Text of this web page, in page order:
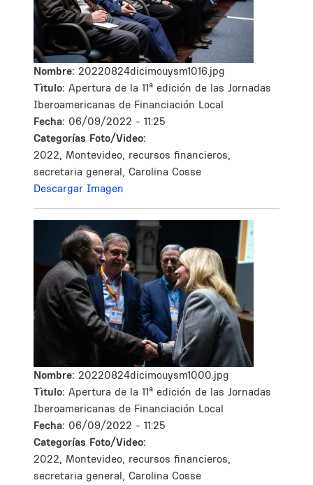
Nombre: 20220824dicimouysm1016.jpg
Tìtulo: Apertura de la 11ª edición de las Jornadas
Iberoamericanas de Financiación Local
Fecha: 06/09/2022 - 11:25
Categorías Foto/Video:
2022, Montevideo, recursos financieros,
secretaria general, Carolina Cosse
Descargar Imagen
Nombre: 20220824dicimouysm1000.jpg
Tìtulo: Apertura de la 11ª edición de las Jornadas
Iberoamericanas de Financiación Local
Fecha: 06/09/2022 - 11:25
Categorías Foto/Video:
2022, Montevideo, recursos financieros,
secretaria general, Carolina Cosse